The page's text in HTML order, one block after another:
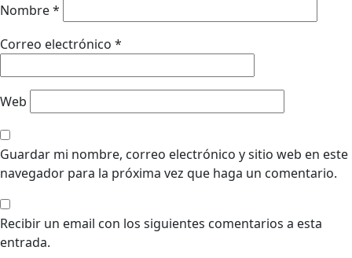
Nombre*
Correo electrónico *
Web
Guardar mi nombre, correo electrónico y sitio web en este
navegador para la próxima vez que haga un comentario.
Recibir un email con los siguientes comentarios a esta
entrada.